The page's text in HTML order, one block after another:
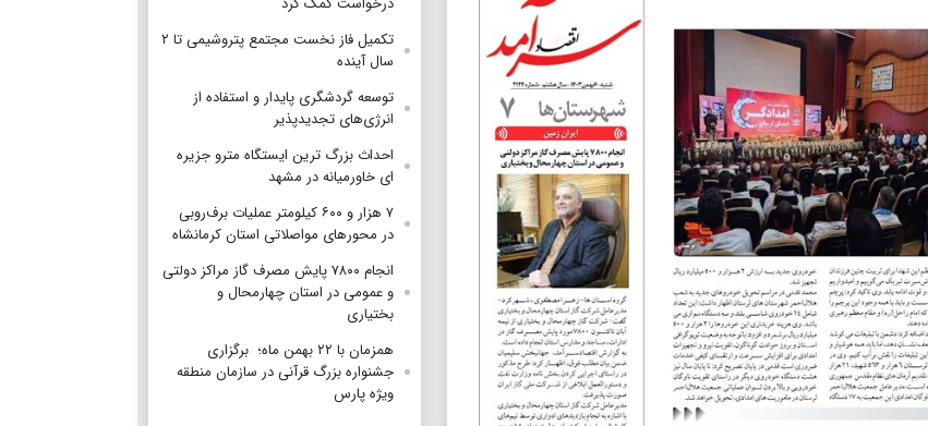
تکمیل فاز نخست مجتمع پتروشیمی تا ۲
سال آینده
توسعه گردشگری پایدار و استفاده از
انرژی‌های تجدیدپذیر
احداث بزرگ ترین ایستگاه مترو جزیره
ای خاورمیانه در مشهد
۷ هزار و ۶۰۰ کیلومتر عملیات برف‌روبی
در محورهای مواصلاتی استان کرمانشاه
انجام ۷۸۰۰ پایش مصرف گاز مراکز دولتی
و عمومی در استان چهارمحال و
بختیاری
همزمان با ۲۲ بهمن ماه؛ برگزاری
جشنواره بزرگ قرآنی در سازمان منطقه
ویژه پارس